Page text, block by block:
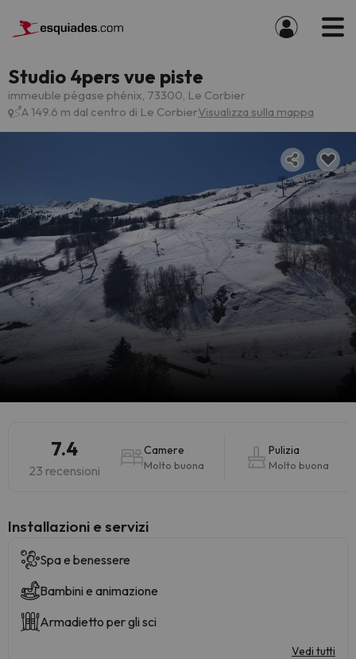
Studio 4pers vue piste
immeuble pégase phénix, 73300, Le Corbier
A 149.6 m dal centro di Le CorbierVisualizza sulla mappa
7.4
23 recensioni
Camere
Molto buona
Pulizia
Molto buona
Installazioni e servizi
Spa e benessere
Bambini e animazione
Armadietto per gli sci
Vedi tutti